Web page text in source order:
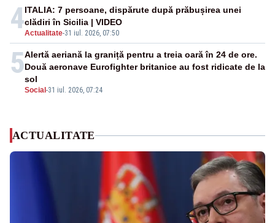
4Actualitate-31 iul. 2026, 07:50
ITALIA: 7 persoane, dispărute după prăbușirea unei
clădiri în Sicilia | VIDEO
5
Social -31 iul. 2026, 07:24
Alertă aeriană la graniță pentru a treia oară în 24 de ore.
Două aeronave Eurofighter britanice au fost ridicate de la
sol
ACTUALITATE